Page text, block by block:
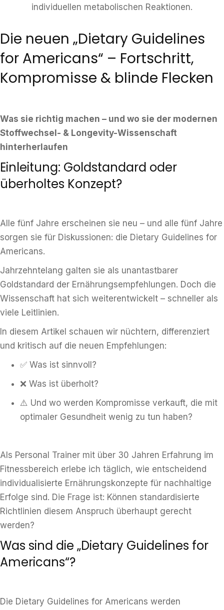
Die neuen „Dietary Guidelines
for Americans“ – Fortschritt,
Kompromisse & blinde Flecken
Was sie richtig machen – und wo sie der modernen
Stoffwechsel- & Longevity-Wissenschaft
hinterherlaufen
Einleitung: Goldstandard oder
überholtes Konzept?
Alle fünf Jahre erscheinen sie neu – und alle fünf Jahre
sorgen sie für Diskussionen: die Dietary Guidelines for
Americans.
Jahrzehntelang galten sie als unantastbarer
Goldstandard der Ernährungsempfehlungen. Doch die
Wissenschaft hat sich weiterentwickelt – schneller als
viele Leitlinien.
In diesem Artikel schauen wir nüchtern, differenziert
und kritisch auf die neuen Empfehlungen:
✅ Was ist sinnvoll?
❌ Was ist überholt?
⚠️ Und wo werden Kompromisse verkauft, die mit
optimaler Gesundheit wenig zu tun haben?
Als Personal Trainer mit über 30 Jahren Erfahrung im
Fitnessbereich erlebe ich täglich, wie entscheidend
individualisierte Ernährungskonzepte für nachhaltige
Erfolge sind. Die Frage ist: Können standardisierte
Richtlinien diesem Anspruch überhaupt gerecht
werden?
Was sind die „Dietary Guidelines for
Americans“?
Die Dietary Guidelines for Americans werden